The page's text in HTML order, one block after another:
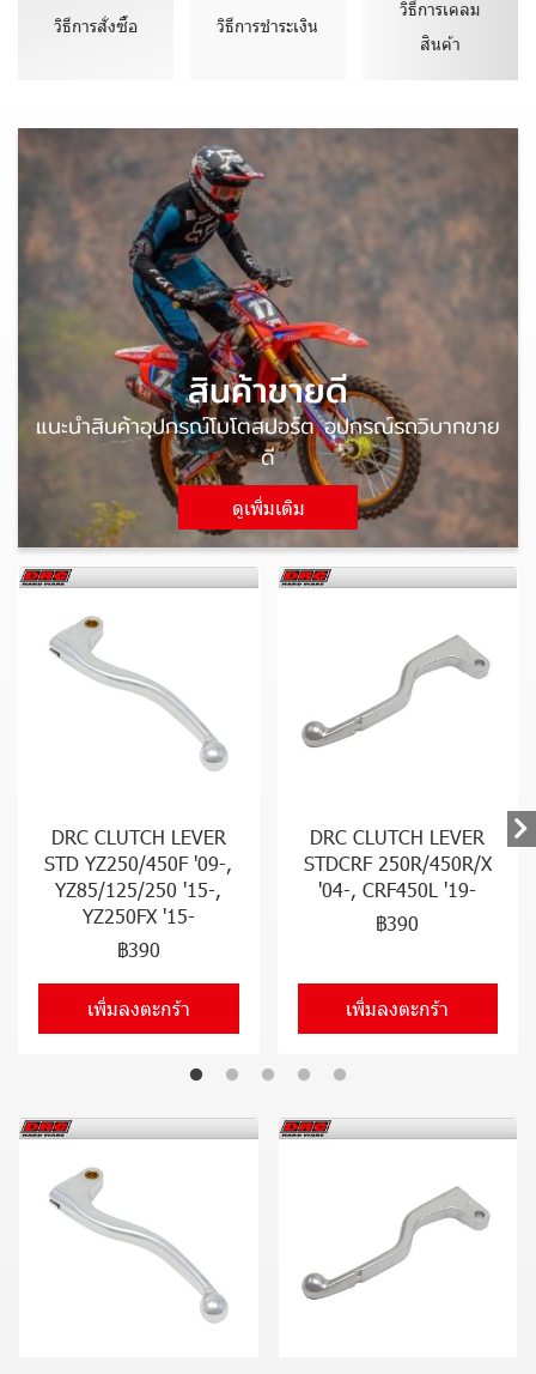
วิธีการสั่งซื้อ วิธีการชำระเงิน
วิธีการเคลม
สินค้า
สินค้าขายดี
แนะนำสินค้าอุปกรณ์โมโตสปอร์ต อุปกรณ์รถวิบากขาย
ดี
ดูเพิ่มเติม
DRC CLUTCH LEVER
STD YZ250/450F '09-,
YZ85/125/250 '15-,
YZ250FX '15-
฿390
เพิ่มลงตะกร้า
DRC CLUTCH LEVER
STDCRF 250R/450R/X
'04-, CRF450L '19-
฿390
เพิ่มลงตะกร้า